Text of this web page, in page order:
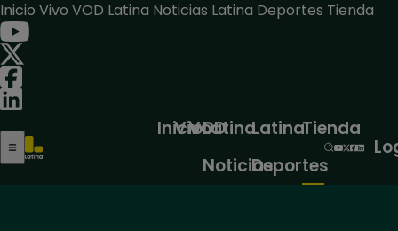
Inicio Vivo VOD Latina Noticias Latina Deportes Tienda
Inicio
Vivo
VOD
Latina
Noticias
Latina
Deportes
Tienda